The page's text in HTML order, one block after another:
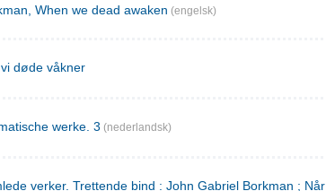
When we dead awaken (engelsk)
døde våkner
werke. 3 (nederlandsk)
verker. Trettende bind : John Gabriel Borkman ; Når